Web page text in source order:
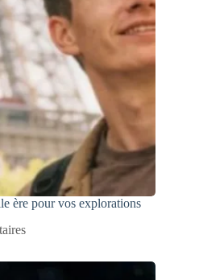
ère pour vos explorations